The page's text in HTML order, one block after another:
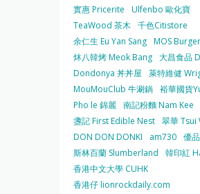
實惠 Pricerite
Ulfenbo 歐化寶
TeaWood 茶木 千色Citistore
余仁生 Eu Yan Sang MOS Burger
炑八韓烤 Meok Bang 大昌食品
Dondonya 丼丼屋
萊特維健
MouMouClub 牛涮鍋 裕華國貨
Pho le 錦麗 南記粉麵 Nam Kee
盞記 First Edible Nest 翠華 Tsui
DON DON DONKI
am730 優
斯林百蘭 Slumberland
韓印紅
香港中文大學 CUHK
香港仔 lionrockdaily.com